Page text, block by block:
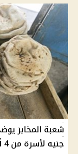
جنيه لأسرة من 4 أفراد مع استمرار الصرف بالبطاقة